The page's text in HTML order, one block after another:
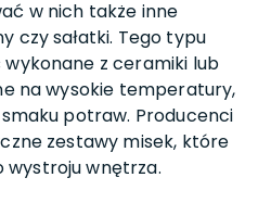
w nich także inne
czy sałatki. Tego typu
z ceramiki lub
na wysokie temperatury,
potraw. Producenci
zestawy misek, które
wystroju wnętrza.